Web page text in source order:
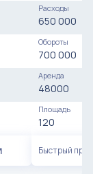
Расходы
650 000
Обороты
700 000
Аренда
48000
Площадь
120
Быстрый